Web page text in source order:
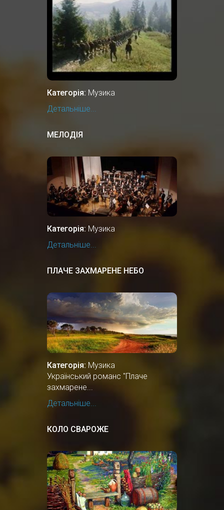
Категорія: Музика
Детальніше...
МЕЛОДІЯ
Категорія: Музика
Детальніше...
ПЛАЧЕ ЗАХМАРЕНЕ НЕБО
Категорія: Музика
Український романс "Плаче
захмарене...
Детальніше...
КОЛО СВАРОЖЕ